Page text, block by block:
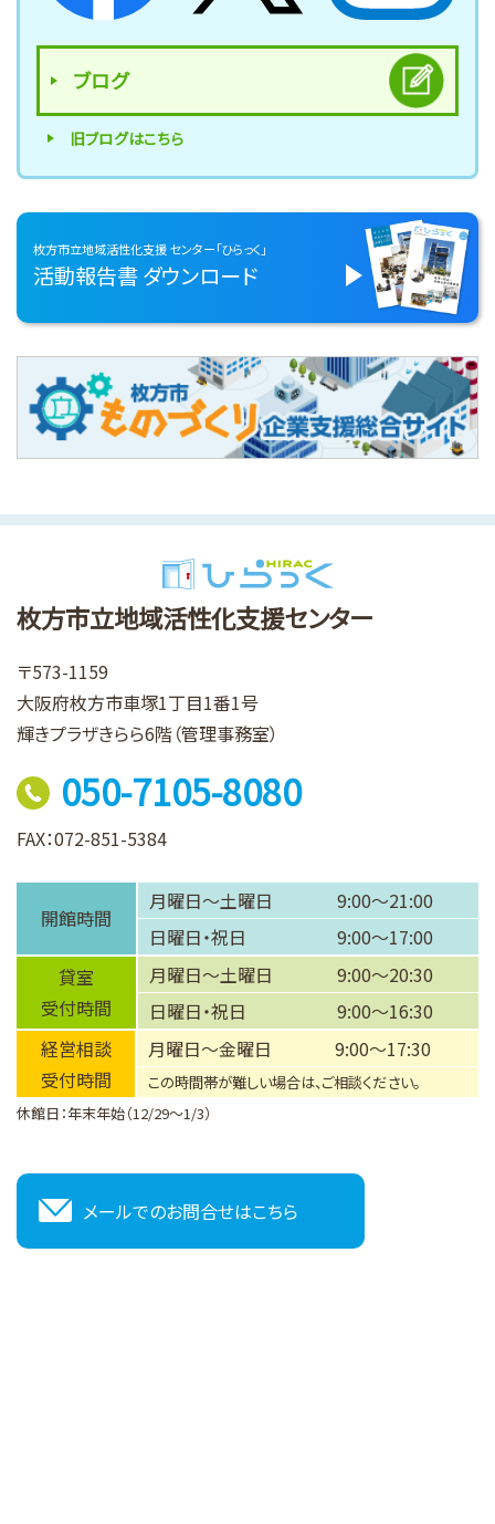
ブログ
旧ブログはこちら
枚方市立地域活性化支援センター「ひらっく」
活動報告書ダウンロード
枚方市立地域活性化支援センター
〒573-1159
大阪府枚方市車塚1丁目1番1号
輝きプラザきらら6階（管理事務室）
050-7105-8080
FAX：072-851-5384
開館時間
月曜日～土曜日
9:00～21:00
日曜日・祝日
9:00～17:00
貸室
受付時間
月曜日～土曜日
9:00～20:30
日曜日・祝日
9:00～16:30
経営相談
受付時間
月曜日～金曜日 9:00～17:30
この時間帯が難しい場合は、ご相談ください。
休館日：年末年始（12/29～1/3）
メールでのお問合せはこちら